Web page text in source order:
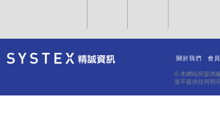
關於我們 會
© 本網站所提供
並不提供任何明